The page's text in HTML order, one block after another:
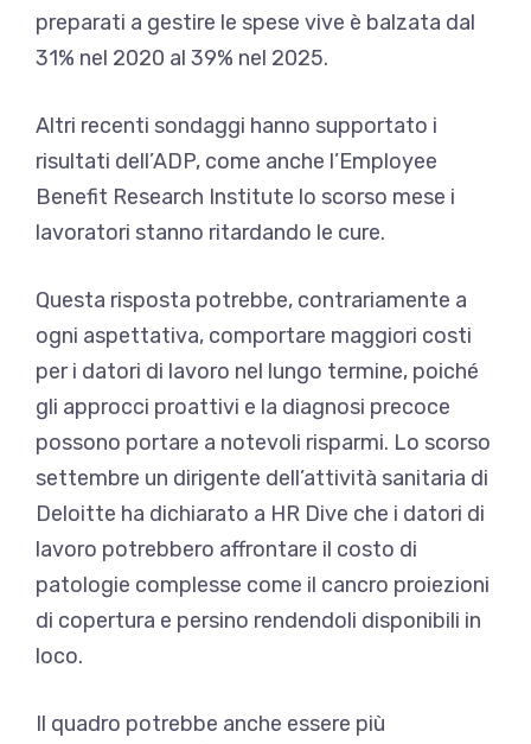
preparati a gestire le spese vive è balzata dal
31% nel 2020 al 39% nel 2025.
Altri recenti sondaggi hanno supportato i
risultati dell’ADP, come anche l’Employee
Benefit Research Institute lo scorso mese i
lavoratori stanno ritardando le cure.
Questa risposta potrebbe, contrariamente a
ogni aspettativa, comportare maggiori costi
per i datori di lavoro nel lungo termine, poiché
gli approcci proattivi e la diagnosi precoce
possono portare a notevoli risparmi. Lo scorso
settembre un dirigente dell’attività sanitaria di
Deloitte ha dichiarato a HR Dive che i datori di
lavoro potrebbero affrontare il costo di
patologie complesse come il cancro proiezioni
di copertura e persino rendendoli disponibili in
loco.
Il quadro potrebbe anche essere più